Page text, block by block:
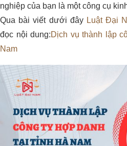
nghiệp của bạn là một công cụ
Qua bài viết dưới đây Luật Đại
đọc nội dung:Dịch vụ thành lập
Nam